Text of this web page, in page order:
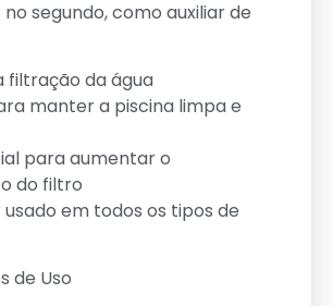
segundo, como auxiliar de
filtração da água
manter a piscina limpa e
para aumentar o
do filtro
usado em todos os tipos de
de Uso